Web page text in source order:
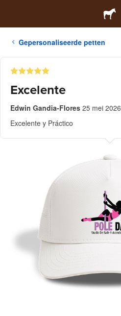
Gepersonaliseerde petten
Excelente
Edwin Gandia-Flores 25 mei 2026
Excelente y Práctico